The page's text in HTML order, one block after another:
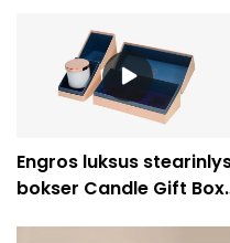
Engros luksus
bokser Candle Gift Box